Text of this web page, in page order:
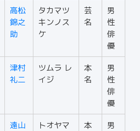
高松
錦之
助
タカマツ
キンノス
ケ
芸
名
男
性
俳
優
津村
礼二
ツムラ レ
イジ
本
名
男
性
俳
優
遠山
トオヤマ
本
男